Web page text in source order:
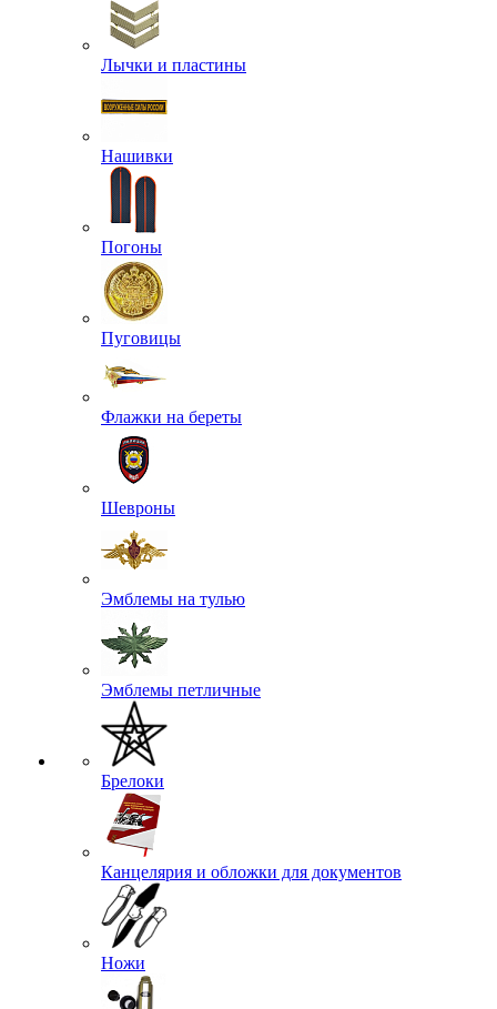
Лычки и пластины
Нашивки
Погоны
Пуговицы
Флажки на береты
Шевроны
Эмблемы на тулью
Эмблемы петличные
Брелоки
Канцелярия и обложки для документов
Ножи